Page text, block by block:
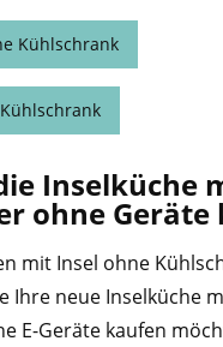
Kühlschrank
Inselküche
ohne Geräte
mit Insel ohne
Ihre neue Inselküche
E-Geräte kaufen